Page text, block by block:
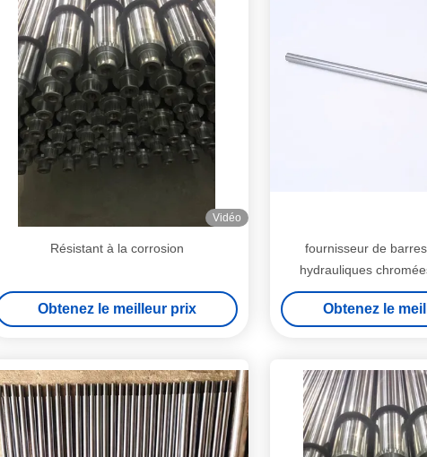
Vidéo
Résistant à la corrosion
Obtenez le meilleur prix
fournisseur de
hydrauliques
course de 10
Obtenez le